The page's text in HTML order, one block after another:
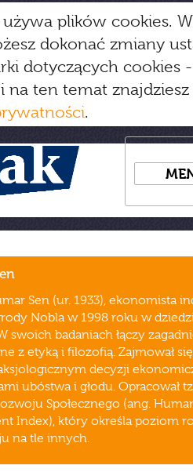
plików cookies.
dokonać zmiany
dotyczących cookies
na ten temat
.
Sen (ur. 1933), ekonomista
Nobla w 1998 roku w
swoich badaniach łączy
z etyką i filozofią. Zajmował się
decyzji
ubóstwa i głodu. Opracował
Społecznego (ang.
Index), który określa poziom
na tle innych.